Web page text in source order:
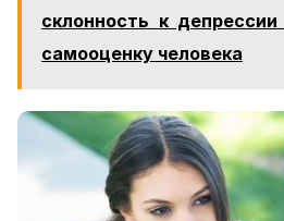
склонность к
самооценку человека